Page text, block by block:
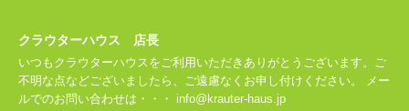
クラウターハウス 店長
いつもクラウターハウスをご利用いただきありがとうございます。ご
不明な点などございましたら、ご遠慮なくお申し付けください。 メー
ルでのお問い合わせは・・・ info@krauter-haus.jp